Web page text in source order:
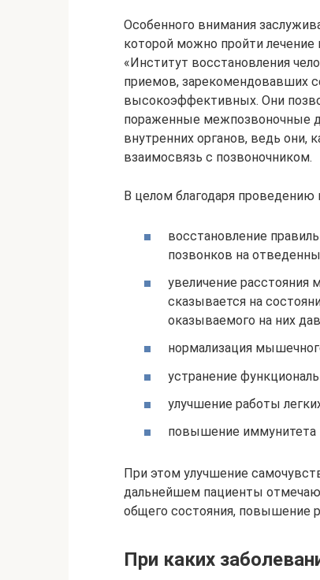
Особенного внимания
которой можно пройти лечение
«Институт восстановления
приемов, зарекомендовавших
высокоэффективных. Они
пораженные межпозвоночные
внутренних органов, ведь
взаимосвязь с позвоночником.
В целом благодаря проведению
восстановление
позвонков на
увеличение расстояния
сказывается на
оказываемого на них
нормализация
устранение
улучшение работы
повышение иммунитета
При этом улучшение
дальнейшем пациенты
общего состояния, повышение
При каких